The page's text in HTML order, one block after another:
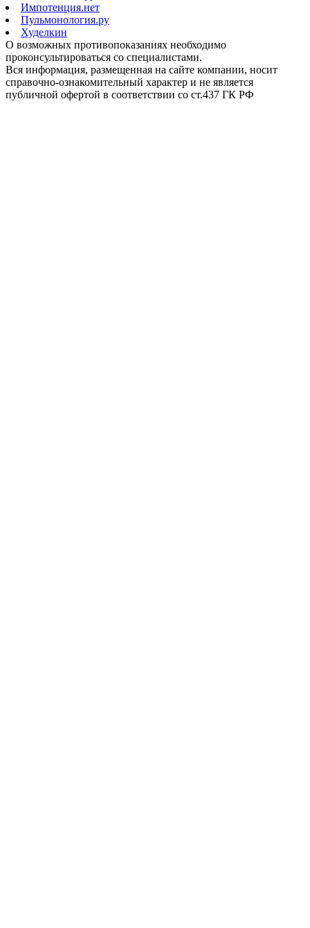
Импотенция.нет
Пульмонология.ру
Худелкин
О возможных противопоказаниях необходимо
проконсультироваться со специалистами.
Вся информация, размещенная на сайте компании, носит
справочно-ознакомительный характер и не является
публичной офертой в соответствии со ст.437 ГК РФ